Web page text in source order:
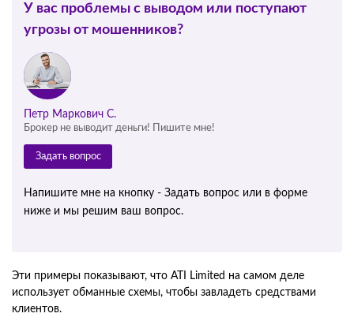
У вас проблемы с выводом или поступают
угрозы от мошенников?
Петр Маркович С.
Брокер не выводит деньги! Пишите мне!
Задать вопрос
Напишите мне на кнопку - Задать вопрос или в форме
ниже и мы решим ваш вопрос.
Эти примеры показывают, что ATI Limited на самом деле
использует обманные схемы, чтобы завладеть средствами
клиентов.